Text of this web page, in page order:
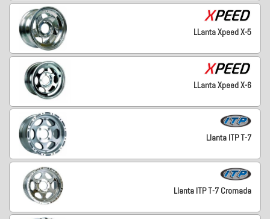
LLanta Xpeed X-5
LLanta Xpeed X-6
Llanta ITP T-7
Llanta ITP T-7 Cromada